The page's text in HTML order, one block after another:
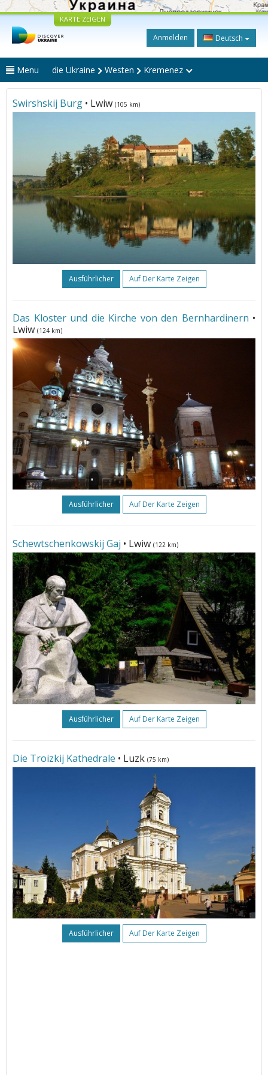
KARTE ZEIGEN
Anmelden Deutsch
Menu die Ukraine Westen Kremenez
Swirshskij Burg • Lwiw (105 km)
Ausführlicher Auf Der Karte Zeigen
Das Kloster und die Kirche von den Bernhardinern •
Lwiw (124 km)
Ausführlicher Auf Der Karte Zeigen
Schewtschenkowskij Gaj • Lwiw (122 km)
Ausführlicher Auf Der Karte Zeigen
Die Troizkij Kathedrale • Luzk (75 km)
Ausführlicher Auf Der Karte Zeigen